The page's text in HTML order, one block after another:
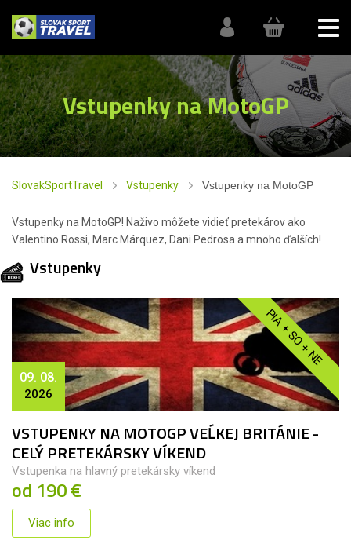
Vstupenky na MotoGP
SlovakSportTravel Vstupenky Vstupenky na MotoGP
Vstupenky na MotoGP! Naživo môžete vidieť pretekárov ako
Valentino Rossi, Marc Márquez, Dani Pedrosa a mnoho ďalších!
Vstupenky
PIA + SO + NE
09. 08.
2026
VSTUPENKY NA MOTOGP VEĹKEJ BRITÁNIE -
CELÝ PRETEKÁRSKY VÍKEND
Vstupenka na hlavný pretekársky víkend
od 190 €
Viac info